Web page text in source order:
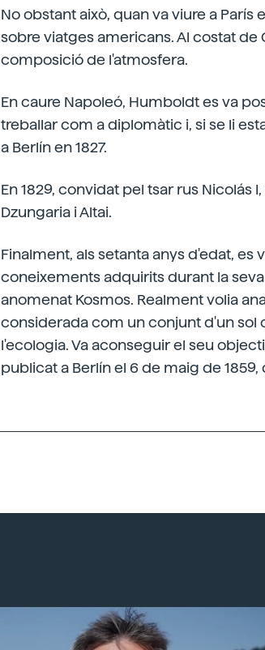
No obstant això, quan va viure a París
sobre viatges americans. Al costat de
composició de l'atmosfera.
En caure Napoleó, Humboldt es va
treballar com a diplomàtic i, si se li
a Berlín en 1827.
En 1829, convidat pel tsar rus Nicolás
Dzungaria i Altai.
Finalment, als setanta anys d'edat,
coneixements adquirits durant la
anomenat Kosmos. Realment volia
considerada com un conjunt d'un sol
l'ecologia. Va aconseguir el seu
publicat a Berlín el 6 de maig de